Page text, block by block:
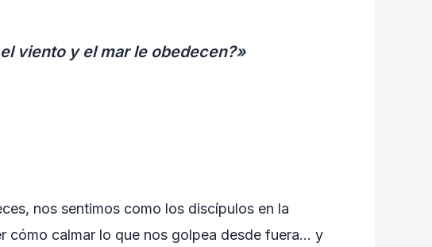
viento y el mar le obedecen?»
nos sentimos como los discípulos en la
cómo calmar lo que nos golpea desde fuera… y